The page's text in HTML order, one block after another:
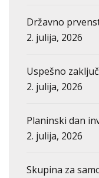
Državno
2. julija, 2026
Uspešno
2. julija, 2026
Planinski dan
2. julija, 2026
Skupina za